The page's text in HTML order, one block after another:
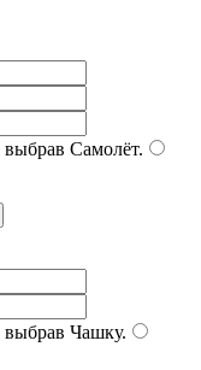
выбрав Самолёт.
выбрав Чашку.